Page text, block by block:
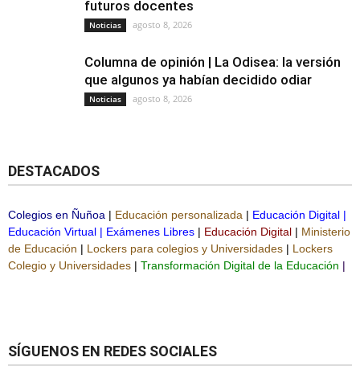
futuros docentes
Noticias agosto 8, 2026
Columna de opinión | La Odisea: la versión
que algunos ya habían decidido odiar
Noticias agosto 8, 2026
DESTACADOS
Colegios en Ñuñoa | Educación personalizada | Educación Digital |
Educación Virtual | Exámenes Libres | Educación Digital | Ministerio
de Educación | Lockers para colegios y Universidades | Lockers
Colegio y Universidades | Transformación Digital de la Educación |
SÍGUENOS EN REDES SOCIALES